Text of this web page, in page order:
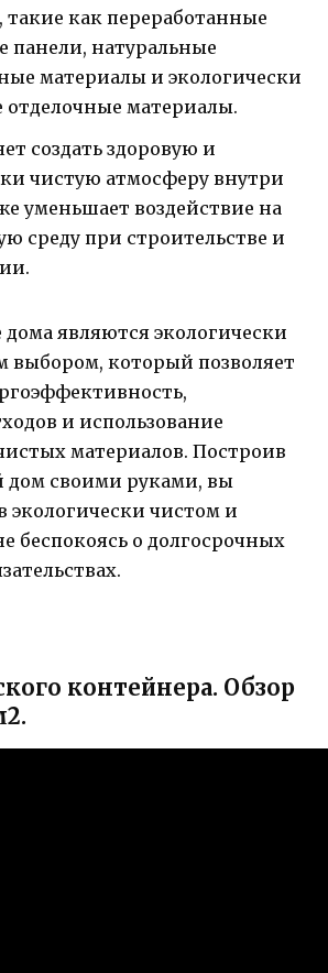
такие как переработанные
панели, натуральные
материалы и экологически
отделочные материалы.
создать здоровую и
чистую атмосферу внутри
уменьшает воздействие на
среду при строительстве и
являются экологически
выбором, который позволяет
и использование
материалов. Построив
своими руками, вы
экологически чистом и
беспокоясь о долгосрочных
контейнера. Обзор